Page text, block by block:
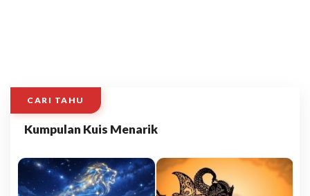
CARI TAHU
Kumpulan Kuis Menarik